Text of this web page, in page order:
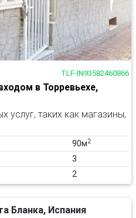
TLF-IN93582460866
в Торревьехе,
таких как магазины,
90м2
3
2
Бланка, Испания